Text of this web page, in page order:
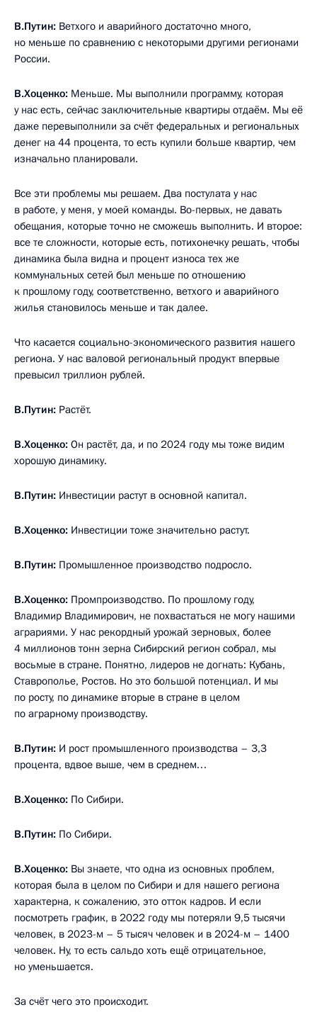
В.Путин: Ветхого и аварийного достаточно много,
но меньше по сравнению с некоторыми другими регионами
России.
В.Хоценко: Меньше. Мы выполнили программу, которая
у нас есть, сейчас заключительные квартиры отдаём. Мы её
даже перевыполнили за счёт федеральных и региональных
денег на 44 процента, то есть купили больше квартир, чем
изначально планировали.
Все эти проблемы мы решаем. Два постулата у нас
в работе, у меня, у моей команды. Во-первых, не давать
обещания, которые точно не сможешь выполнить. И второе:
все те сложности, которые есть, потихонечку решать, чтобы
динамика была видна и процент износа тех же
коммунальных сетей был меньше по отношению
к прошлому году, соответственно, ветхого и аварийного
жилья становилось меньше и так далее.
Что касается социально-экономического развития нашего
региона. У нас валовой региональный продукт впервые
превысил триллион рублей.
В.Путин: Растёт.
В.Хоценко: Он растёт, да, и по 2024 году мы тоже видим
хорошую динамику.
В.Путин: Инвестиции растут в основной капитал.
В.Хоценко: Инвестиции тоже значительно растут.
В.Путин: Промышленное производство подросло.
В.Хоценко: Промпроизводство. По прошлому году,
Владимир Владимирович, не похвастаться не могу нашими
аграриями. У нас рекордный урожай зерновых, более
4 миллионов тонн зерна Сибирский регион собрал, мы
восьмые в стране. Понятно, лидеров не догнать: Кубань,
Ставрополье, Ростов. Но это большой потенциал. И мы
по росту, по динамике вторые в стране в целом
по аграрному производству.
В.Путин: И рост промышленного производства – 3,3
процента, вдвое выше, чем в среднем…
В.Хоценко: По Сибири.
В.Путин: По Сибири.
В.Хоценко: Вы знаете, что одна из основных проблем,
которая была в целом по Сибири и для нашего региона
характерна, к сожалению, это отток кадров. И если
посмотреть график, в 2022 году мы потеряли 9,5 тысячи
человек, в 2023-м – 5 тысяч человек и в 2024-м – 1400
человек. Ну, то есть сальдо хоть ещё отрицательное,
но уменьшается.
За счёт чего это происходит.